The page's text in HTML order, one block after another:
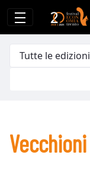
Vecchioni